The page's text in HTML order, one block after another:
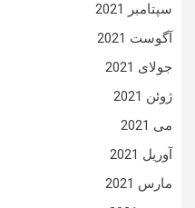
سپتامبر 2021
آگوست 2021
جولای 2021
ژوئن 2021
می 2021
آوریل 2021
مارس 2021